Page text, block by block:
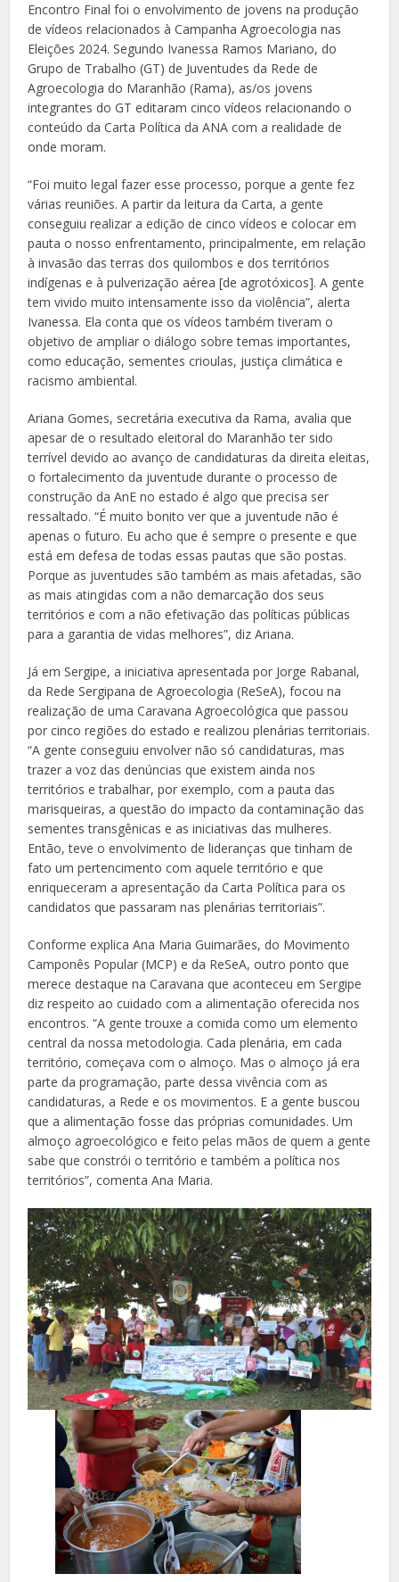
Encontro Final foi o envolvimento de jovens na produção
de vídeos relacionados à Campanha Agroecologia nas
Eleições 2024. Segundo Ivanessa Ramos Mariano, do
Grupo de Trabalho (GT) de Juventudes da Rede de
Agroecologia do Maranhão (Rama), as/os jovens
integrantes do GT editaram cinco vídeos relacionando o
conteúdo da Carta Política da ANA com a realidade de
onde moram.
“Foi muito legal fazer esse processo, porque a gente fez
várias reuniões. A partir da leitura da Carta, a gente
conseguiu realizar a edição de cinco vídeos e colocar em
pauta o nosso enfrentamento, principalmente, em relação
à invasão das terras dos quilombos e dos territórios
indígenas e à pulverização aérea [de agrotóxicos]. A gente
tem vivido muito intensamente isso da violência”, alerta
Ivanessa. Ela conta que os vídeos também tiveram o
objetivo de ampliar o diálogo sobre temas importantes,
como educação, sementes crioulas, justiça climática e
racismo ambiental.
Ariana Gomes, secretária executiva da Rama, avalia que
apesar de o resultado eleitoral do Maranhão ter sido
terrível devido ao avanço de candidaturas da direita eleitas,
o fortalecimento da juventude durante o processo de
construção da AnE no estado é algo que precisa ser
ressaltado. “É muito bonito ver que a juventude não é
apenas o futuro. Eu acho que é sempre o presente e que
está em defesa de todas essas pautas que são postas.
Porque as juventudes são também as mais afetadas, são
as mais atingidas com a não demarcação dos seus
territórios e com a não efetivação das políticas públicas
para a garantia de vidas melhores”, diz Ariana.
Já em Sergipe, a iniciativa apresentada por Jorge Rabanal,
da Rede Sergipana de Agroecologia (ReSeA), focou na
realização de uma Caravana Agroecológica que passou
por cinco regiões do estado e realizou plenárias territoriais.
“A gente conseguiu envolver não só candidaturas, mas
trazer a voz das denúncias que existem ainda nos
territórios e trabalhar, por exemplo, com a pauta das
marisqueiras, a questão do impacto da contaminação das
sementes transgênicas e as iniciativas das mulheres.
Então, teve o envolvimento de lideranças que tinham de
fato um pertencimento com aquele território e que
enriqueceram a apresentação da Carta Política para os
candidatos que passaram nas plenárias territoriais”.
Conforme explica Ana Maria Guimarães, do Movimento
Camponês Popular (MCP) e da ReSeA, outro ponto que
merece destaque na Caravana que aconteceu em Sergipe
diz respeito ao cuidado com a alimentação oferecida nos
encontros. “A gente trouxe a comida como um elemento
central da nossa metodologia. Cada plenária, em cada
território, começava com o almoço. Mas o almoço já era
parte da programação, parte dessa vivência com as
candidaturas, a Rede e os movimentos. E a gente buscou
que a alimentação fosse das próprias comunidades. Um
almoço agroecológico e feito pelas mãos de quem a gente
sabe que constrói o território e também a política nos
territórios”, comenta Ana Maria.